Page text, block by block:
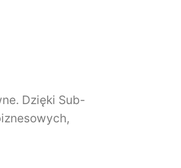
Dzięki Sub-